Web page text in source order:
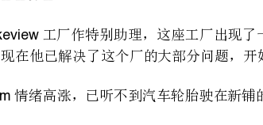
“”SamJohnson
时，他们决定在那里先试行这个方案。双方都认识到这会遇到来自某些工厂经理的抵制。
“